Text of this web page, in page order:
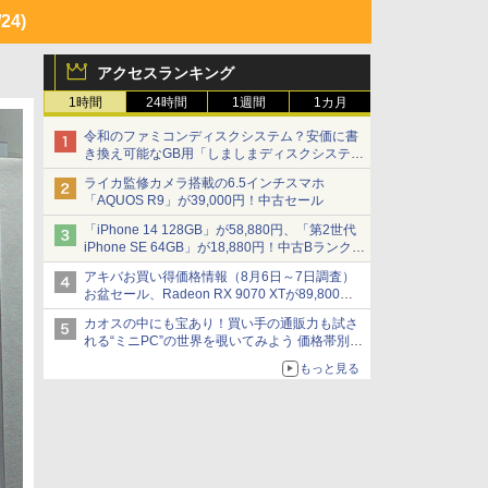
アクセスランキング
1時間 24時間 1週間 1カ月
令和のファミコンディスクシステム？安価に書
き換え可能なGB用「しましまディスクシステ
ム」
ライカ監修カメラ搭載の6.5インチスマホ
「AQUOS R9」が39,000円！中古セール
「iPhone 14 128GB」が58,880円、「第2世代
iPhone SE 64GB」が18,880円！中古Bランク品
セール
アキバお買い得価格情報（8月6日～7日調査）
お盆セール、Radeon RX 9070 XTが89,800
円、水平周波数24.8kHz対応の17型モニターが
9,801円、暑さ指数連動セール ほか
カオスの中にも宝あり！買い手の通販力も試さ
れる“ミニPC”の世界を覗いてみよう 価格帯別に
仕様や特徴を整理、11製品をピックアップ text
もっと見る